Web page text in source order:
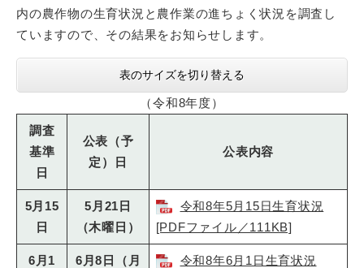
内の農作物の生育状況と農作業の進ちょく状況を調査し
ていますので、その結果をお知らせします。
表のサイズを切り替える
（令和8年度）
調査
基準
日
公表（予
定）日
公表内容
5月15
日
5月21日
（木曜日）
令和8年5月15日生育状況
[PDFファイル／111KB]
6月1
6月8日（月
令和8年6月1日生育状況